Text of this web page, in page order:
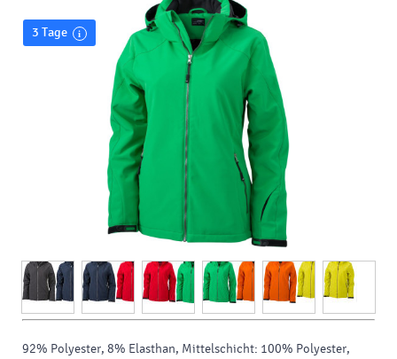
3 Tage
92% Polyester, 8% Elasthan, Mittelschicht: 100% Polyester,